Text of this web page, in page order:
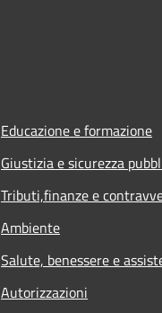
Educazione e formazione
Giustizia e sicurezza
Tributi,finanze e
Ambiente
Salute, benessere e
Autorizzazioni